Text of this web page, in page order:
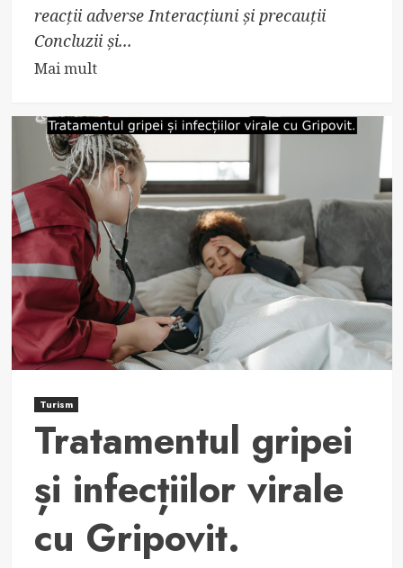
reacții adverse Interacțiuni și precauții
Concluzii și...
Mai multRead
about
Tarosin
Prospect:
utilizări
și
efecte
adverse.
Turism
Tratamentul gripei
și infecțiilor virale
cu Gripovit.